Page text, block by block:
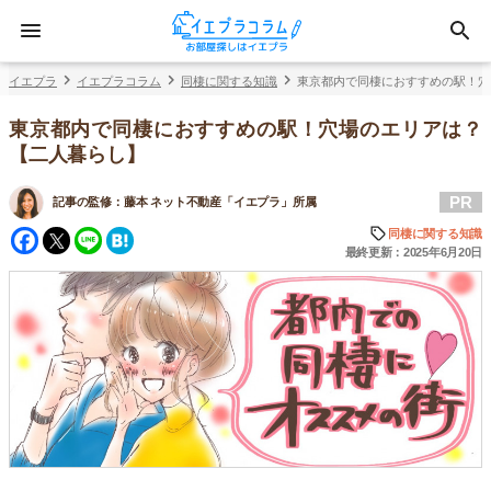
イエプラ イエプラコラム 同棲に関する知識 東京都内で同棲におすすめの駅！
東京都内で同棲におすすめの駅！穴場のエリアは？
【二人暮らし】
記事の監修： 藤本 ネット不動産「イエプラ」所属
Facebook
Twitter
Line
PR
同棲に関する知識
最終更新：2025年6月20日